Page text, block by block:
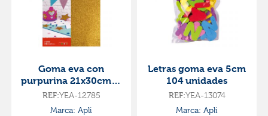
Goma eva con
purpurina 21x30cm. 4
láminas de colores
apli
REF:YEA-12785
Marca: Apli
Letras goma eva 5cm
104 unidades
REF:YEA-13074
Marca: Apli